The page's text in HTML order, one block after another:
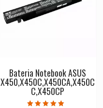
Bateria Notebook ASUS
X450,X450C,X450CA,X450C
C,X450CP